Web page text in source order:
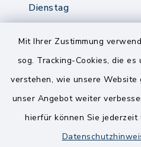
Mit Ihrer Zustimmung
sog. Tracking-Cookies, die
verstehen, wie unsere
unser Angebot weiter
hierfür können Sie jederzeit
Dienstag
8.00-12.00 Uhr
14.00-18.00 Uhr
Freitag
8.00-11.00 Uhr